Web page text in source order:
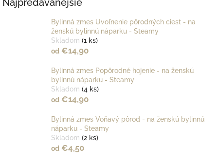
Bylinná zmes Uvoľnenie pôrodných ciest - na
ženskú bylinnú náparku - Steamy
Skladom (1 ks)
od €14,90
Bylinná zmes Popôrodné hojenie - na ženskú
bylinnú náparku - Steamy
Skladom (4 ks)
od €14,90
Bylinná zmes Voňavý pôrod - na ženskú bylinnú
náparku - Steamy
Skladom (2 ks)
od €4,50